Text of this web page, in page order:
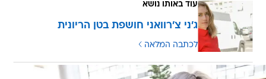
עוד באותו נושא
ג'ני צ'רוואני חושפת בטן הריונית
לכתבה המלאה